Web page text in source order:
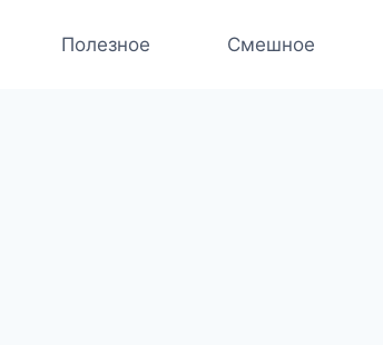
Полезное Смешное